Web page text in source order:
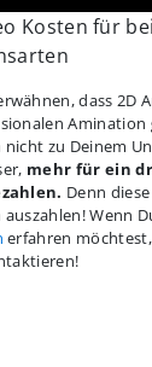
Kosten für
dass 2D
Amination
zu Deinem
mehr für ein
Denn
Wenn
erfahren